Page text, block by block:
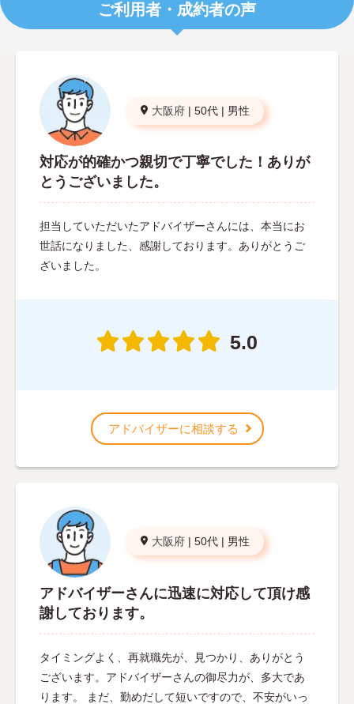
ご利用者・成約者の声
大阪府 | 50代 | 男性
対応が的確かつ親切で丁寧でした！ありが
とうございました。
担当していただいたアドバイザーさんには、本当にお
世話になりました、感謝しております。ありがとうご
ざいました。
5.0
アドバイザーに相談する
大阪府 | 50代 | 男性
アドバイザーさんに迅速に対応して頂け感
謝しております。
タイミングよく、再就職先が、見つかり、ありがとう
ございます。アドバイザーさんの御尽力が、多大であ
ります。 まだ、勤めだして短いですので、不安がいっ